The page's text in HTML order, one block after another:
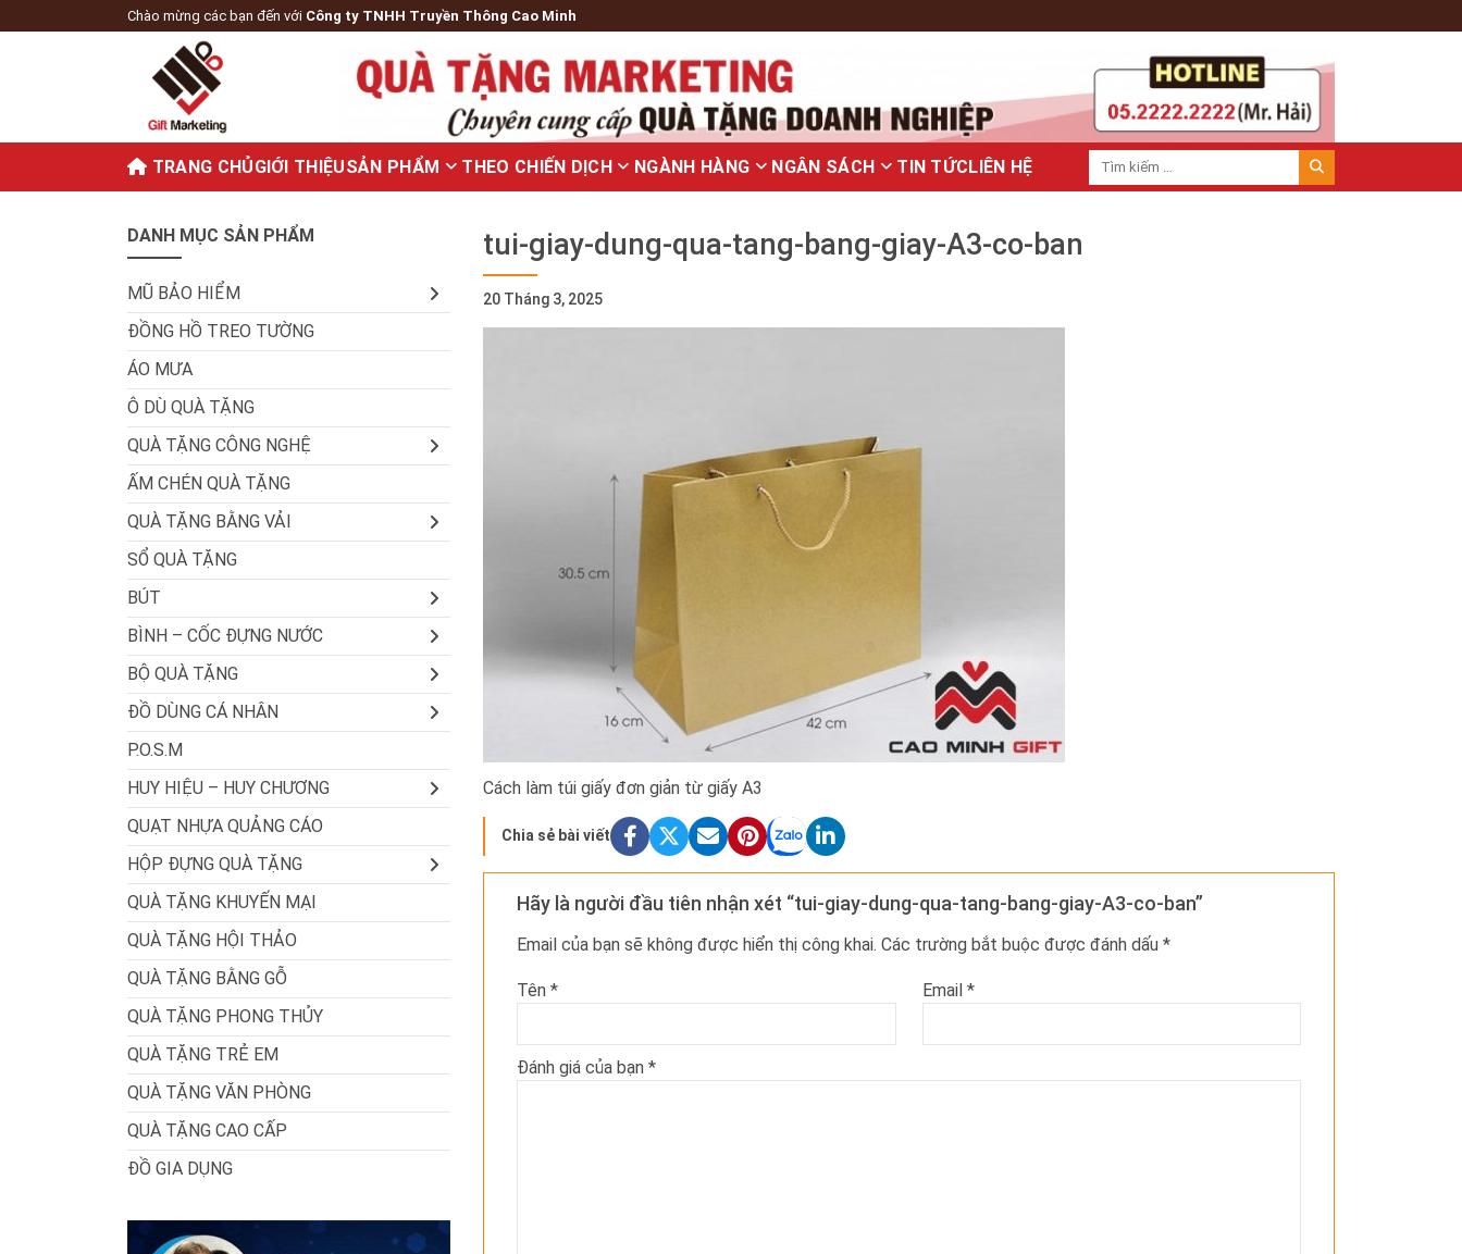
Chào mừng các bạn đến với Công ty TNHH Truyền Thông Cao Minh
TRANG CHỦGIỚI THIỆUSẢN PHẨM THEO CHIẾN DỊCH NGÀNH HÀNG NGÂN SÁCH TIN TỨCLIÊN HỆ
tui-giay-dung-qua-tang-bang-giay-A3-co-ban
20 Tháng 3, 2025
Cách làm túi giấy đơn giản từ giấy A3
Chia sẻ bài viết
Hãy là người đầu tiên nhận xét “tui-giay-dung-qua-tang-bang-giay-A3-co-ban”
Email của bạn sẽ không được hiển thị công khai. Các trường bắt buộc được đánh dấu *
Tên * Email *
Đánh giá của bạn *
DANH MỤC SẢN PHẨM
MŨ BẢO HIỂM
ĐỒNG HỒ TREO TƯỜNG
ÁO MƯA
Ô DÙ QUÀ TẶNG
QUÀ TẶNG CÔNG NGHỆ
ẤM CHÉN QUÀ TẶNG
QUÀ TẶNG BẰNG VẢI
SỔ QUÀ TẶNG
BÚT
BÌNH – CỐC ĐỰNG NƯỚC
BỘ QUÀ TẶNG
ĐỒ DÙNG CÁ NHÂN
P.O.S.M
HUY HIỆU – HUY CHƯƠNG
QUẠT NHỰA QUẢNG CÁO
HỘP ĐỰNG QUÀ TẶNG
QUÀ TẶNG KHUYẾN MẠI
QUÀ TẶNG HỘI THẢO
QUÀ TẶNG BẰNG GỖ
QUÀ TẶNG PHONG THỦY
QUÀ TẶNG TRẺ EM
QUÀ TẶNG VĂN PHÒNG
QUÀ TẶNG CAO CẤP
ĐỒ GIA DỤNG